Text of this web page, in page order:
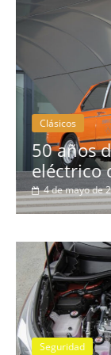
del BMW
del
2022 mospotter84